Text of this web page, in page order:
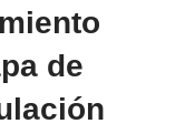
de